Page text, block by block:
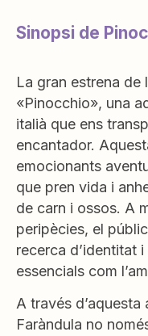
Sinopsi de
La gran estrena de
«Pinocchio», una
italià que ens
encantador.
emocionants
que pren vida i
de carn i ossos. A
peripècies, el
recerca d’identitat
essencials com
A través
Faràndula no